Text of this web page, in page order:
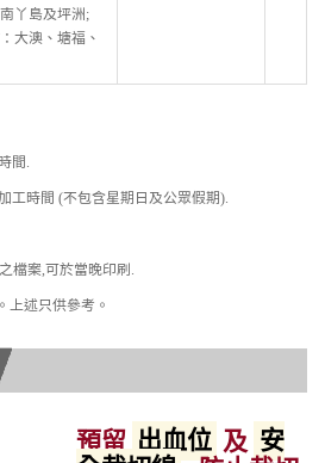
丫島及坪洲;
大澳、塘福、
間.
工時間 (不包含星期日及公眾假期).
檔案,可於當晚印刷.
上述只供參考。
預留 出血位 及 安